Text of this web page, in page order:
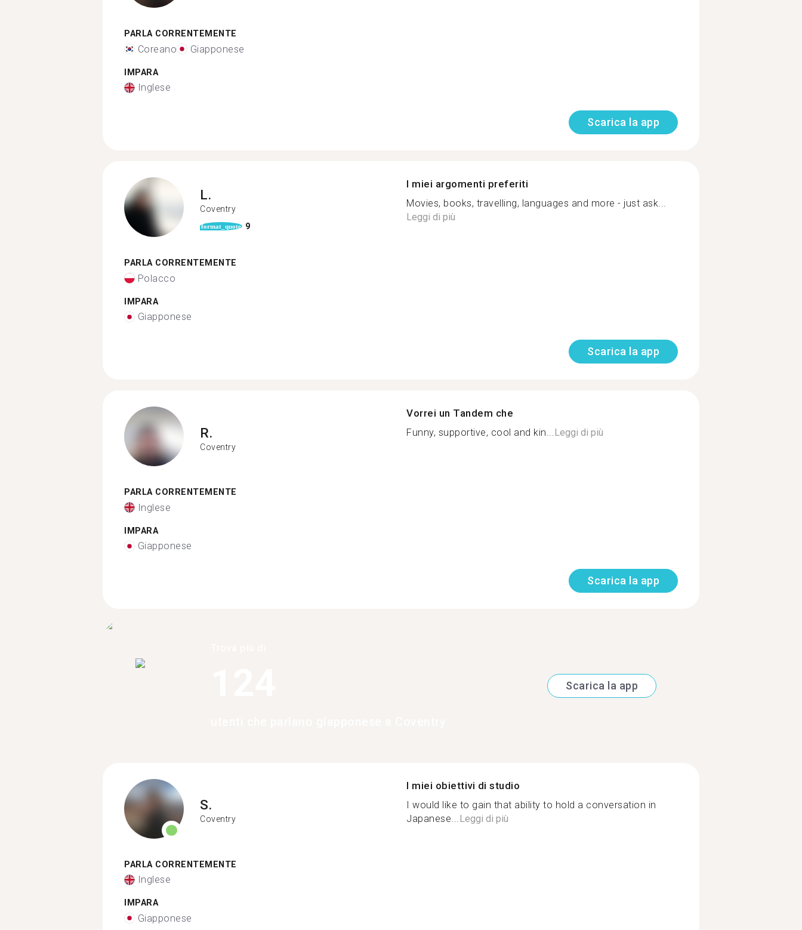
PARLA CORRENTEMENTE
Coreano Giapponese
IMPARA
Inglese
Scarica la app
L.
Coventry
format_quote 9
PARLA CORRENTEMENTE
Polacco
IMPARA
Giapponese
I miei argomenti preferiti
Movies, books, travelling, languages and more - just ask...
Leggi di più
Scarica la app
R.
Coventry
PARLA CORRENTEMENTE
Inglese
IMPARA
Giapponese
Vorrei un Tandem che
Funny, supportive, cool and kin...Leggi di più
Scarica la app
Scarica la app
S.
Coventry
PARLA CORRENTEMENTE
Inglese
IMPARA
Giapponese
I miei obiettivi di studio
I would like to gain that ability to hold a conversation in
Japanese... Leggi di più